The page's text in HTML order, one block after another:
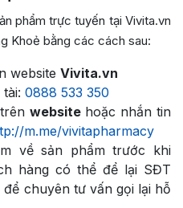
phẩm trực tuyến tại Vivita.vn
Khoẻ bằng các cách sau:
website Vivita.vn
0888 533 350
websitehoặc nhắn tin
m.me/vivitapharmacy
về sản phẩm trước khi
hàng có thể để lại SĐT
chuyên tư vấn gọi lại hỗ